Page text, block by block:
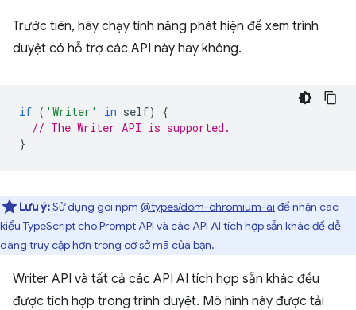
Trước tiên, hãy chạy tính năng phát hiện để xem trình
duyệt có hỗ trợ các API này hay không.
if ( 'Writer' in self)
{
// The Writer API is supported.
}
Lưu ý:Sử dụng gói npm @types/dom-chromium-ai để nhận các
kiểu TypeScript cho Prompt API và các API AI tích hợp sẵn khác để dễ
dàng truy cập hơn trong cơ sở mã của bạn.
Writer API và tất cả các API AI tích hợp sẵn khác đều
được tích hợp trong trình duyệt. Mô hình này được tải